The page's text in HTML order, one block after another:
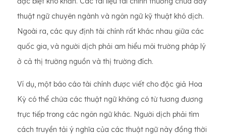
thuật ngữ chuyên ngành và ngôn ngữ kỹ thuật khó dịch.
Ngoài ra, các quy định tài chính rất khác nhau giữa các
quốc gia, và người dịch phải am hiểu môi trường pháp lý
ở cả thị trường nguồn và thị trường đích.
Ví dụ, một báo cáo tài chính được viết cho độc giả Hoa
Kỳ có thể chứa các thuật ngữ không có từ tương đương
trực tiếp trong các ngôn ngữ khác. Người dịch phải tìm
cách truyền tải ý nghĩa của các thuật ngữ này đồng thời